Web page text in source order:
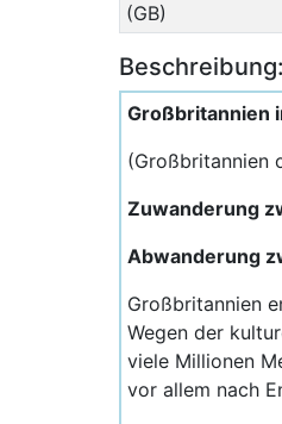
(GB)
Beschreibung:
Großbritannien
(Großbritannien
Zuwanderung
Abwanderung
Großbritannien
Wegen der
viele Millionen
vor allem nach